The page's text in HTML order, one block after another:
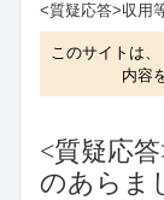
<質疑応答>収用
このサイトは、
内容
<質疑応
のあらま